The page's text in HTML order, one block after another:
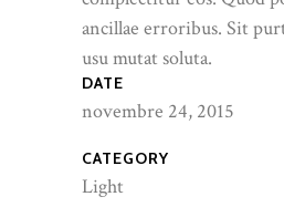
ancillae erroribus. Sit
usu mutat soluta.
DATE
novembre 24, 2015
CATEGORY
Light